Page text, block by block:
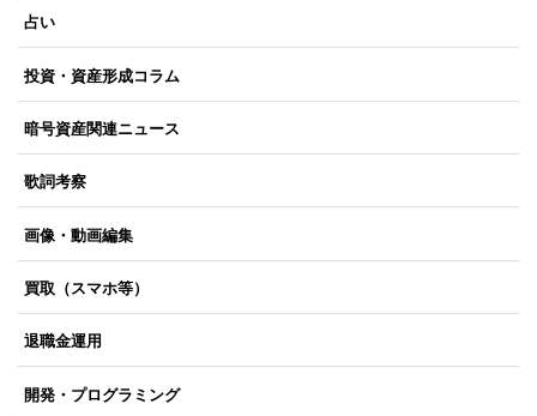
占い
投資・資産形成コラム
暗号資産関連ニュース
歌詞考察
画像・動画編集
買取（スマホ等）
退職金運用
開発・プログラミング